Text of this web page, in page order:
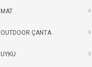
MAT
OUTDOOR ÇANTA
UYKU